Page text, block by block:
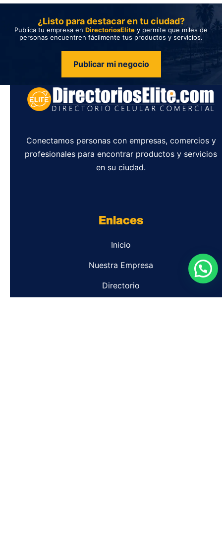
¿Listo para destacar en tu ciudad?
Publica tu empresa en DirectoriosElite y permite que miles de
personas encuentren fácilmente tus productos y servicios.
Publicar mi negocio
Conectamos personas con empresas, comercios y
profesionales para encontrar productos y servicios
en su ciudad.
Enlaces
Inicio
Nuestra Empresa
Directorio